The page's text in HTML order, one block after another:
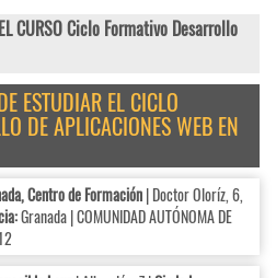
CURSO Ciclo Formativo Desarrollo
ESTUDIAR EL CICLO
DE APLICACIONES WEB EN
Centro de Formación| Doctor Oloríz, 6,
Granada | COMUNIDAD AUTÓNOMA DE